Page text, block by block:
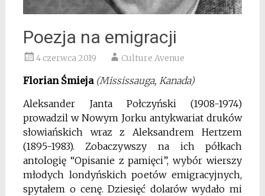
Poezja na emigracji
4 czerwca 2019 Culture Avenue
Florian Śmieja (Mississauga, Kanada)
Aleksander Janta Połczyński (1908-1974)
prowadzil w Nowym Jorku antykwariat druków
słowiańskich wraz z Aleksandrem Hertzem
(1895-1983). Zobaczywszy na ich półkach
antologię “Opisanie z pamięci”, wybór wierszy
młodych londyńskich poetów emigracyjnych,
spytałem o cenę. Dziesięć dolarów wydało mi